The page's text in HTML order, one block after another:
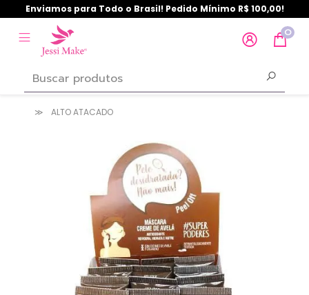
Enviamos para Todo o Brasil! Pedido Mínimo R$ 100,00!
0
ALTO ATACADO